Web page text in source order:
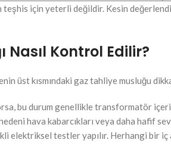
teşhis için yeterli değildir. Kesin
Nasıl Kontrol Edilir?
üst kısmındaki gaz tahliye musluğu
bu durum genellikle transformatör
hava kabarcıkları veya daha hafif
elektriksel testler yapılır. Herhangi bir